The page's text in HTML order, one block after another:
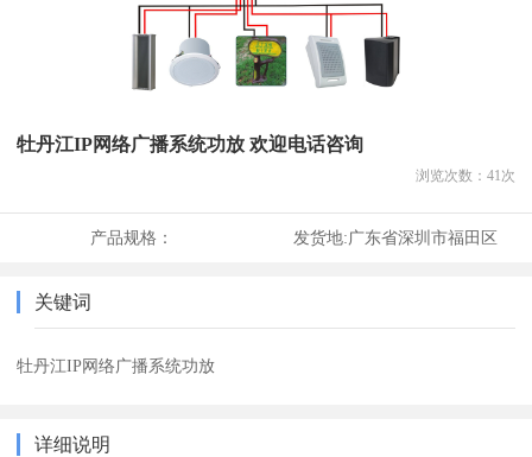
牡丹江IP网络广播系统功放 欢迎电话咨询
浏览次数： 41次
产品规格： 发货地:广东省深圳市福田区
关键词
牡丹江IP网络广播系统功放
详细说明